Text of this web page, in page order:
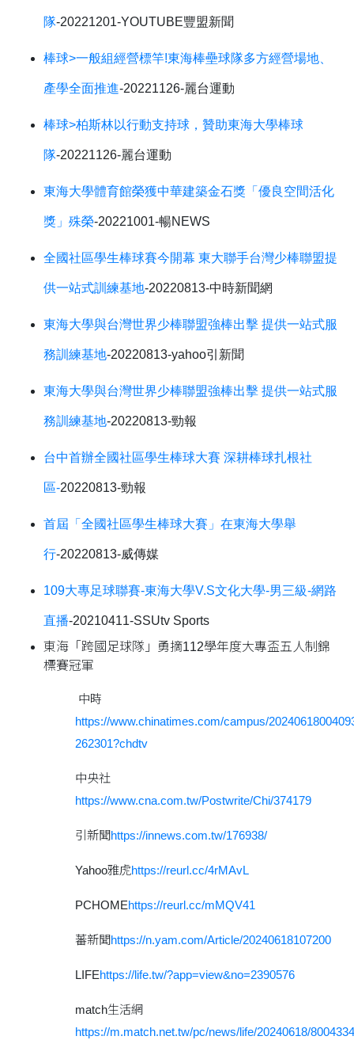
隊-20221201-YOUTUBE豐盟新聞
棒球>一般組經營標竿!東海棒壘球隊多方經營場地、
產學全面推進-20221126-麗台運動
棒球>柏斯林以行動支持球，贊助東海大學棒球
隊-20221126-麗台運動
東海大學體育館榮獲中華建築金石獎「優良空間活化
獎」殊榮-20221001-暢NEWS
全國社區學生棒球賽今開幕 東大聯手台灣少棒聯盟提
供一站式訓練基地-20220813-中時新聞網
東海大學與台灣世界少棒聯盟強棒出擊 提供一站式服
務訓練基地-20220813-yahoo引新聞
東海大學與台灣世界少棒聯盟強棒出擊 提供一站式服
務訓練基地-20220813-勁報
台中首辦全國社區學生棒球大賽 深耕棒球扎根社
區-20220813-勁報
首屆「全國社區學生棒球大賽」在東海大學舉
行-20220813-威傳媒
109大專足球聯賽-東海大學V.S文化大學-男三級-網路
直播-20210411-SSUtv Sports
東海「跨國足球隊」勇摘112學年度大專盃五人制錦
標賽冠軍
中時
https://www.chinatimes.com/campus/
262301?chdtv
中央社
https://www.cna.com.tw/Postwrite/Chi/374179
引新聞https://innews.com.tw/176938/
Yahoo雅虎https://reurl.cc/4rMAvL
PCHOMEhttps://reurl.cc/mMQV41
蕃新聞https://n.yam.com/Article/20240618107200
LIFEhttps://life.tw/?app=view&no=2390576
match生活網
https://m.match.net.tw/pc/news/life/20240618/8004334